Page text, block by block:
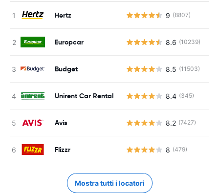
Hertz 9 (8807)
Europcar 8.6 (10239)
Budget 8.5 (11503)
Unirent Car Rental 8.4 (345)
Avis 8.2 (7427)
Flizzr 8 (479)
Mostra tutti i locatori